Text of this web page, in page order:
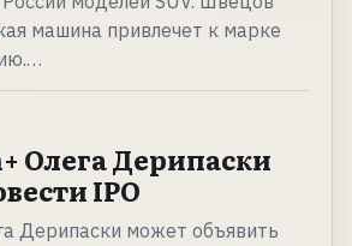
машина привлечет к марке
Олега Дерипаски
IPO
Дерипаски может объявить